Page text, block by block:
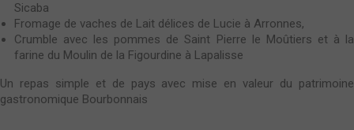
Sicaba
Fromage de vaches de Lait délices de Lucie à Arronnes,
Crumble avec les pommes de Saint Pierre le Moûtiers et à la
farine du Moulin de la Figourdine à Lapalisse
Un repas simple et de pays avec mise en valeur du patrimoine
gastronomique Bourbonnais